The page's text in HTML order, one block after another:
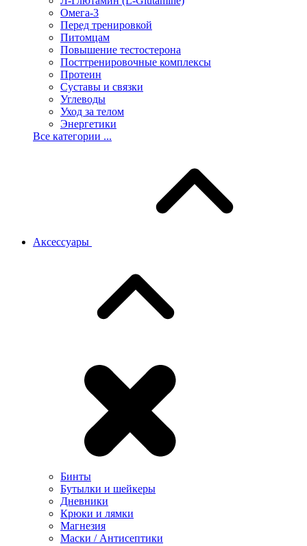
Омега-3
Перед тренировкой
Питомцам
Повышение тестостерона
Посттренировочные комплексы
Протеин
Суставы и связки
Углеводы
Уход за телом
Энергетики
Все категории ...
Аксессуары
Бинты
Бутылки и шейкеры
Дневники
Крюки и лямки
Магнезия
Маски / Антисептики